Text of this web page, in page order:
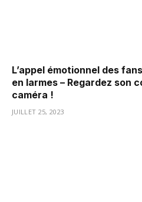
L’appel émotionnel des
en larmes – Regardez son
caméra !
JUILLET 25, 2023